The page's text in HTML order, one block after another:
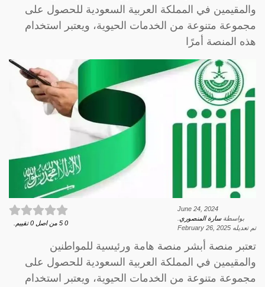
والمقيمين في المملكة العربية السعودية للحصول على
مجموعة متنوعة من الخدمات الحيوية، ويعتبر استخدام
هذه المنصة أمرًا
June 24, 2024
بواسطةسارة المنصوري
تم تعديله February 26, 2025
0
5 من اصل 0 تقييم.
تعتبر منصة أبشر منصة هامة ورئيسية للمواطنين
والمقيمين في المملكة العربية السعودية للحصول على
مجموعة متنوعة من الخدمات الحيوية، ويعتبر استخدام